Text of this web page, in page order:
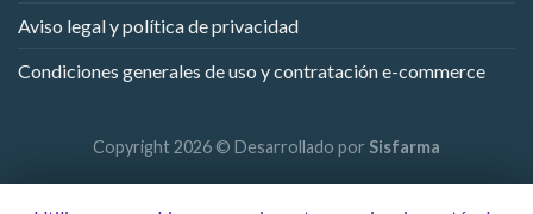
Aviso legal y política de privacidad
Condiciones generales de uso y contratación e-commerce
Copyright 2026 © Desarrollado por Sisfarma